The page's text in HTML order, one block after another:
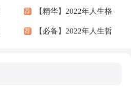
言锦集36条
荐 【精华】2022年人生格
言合集90句
荐 【必备】2022年人生哲